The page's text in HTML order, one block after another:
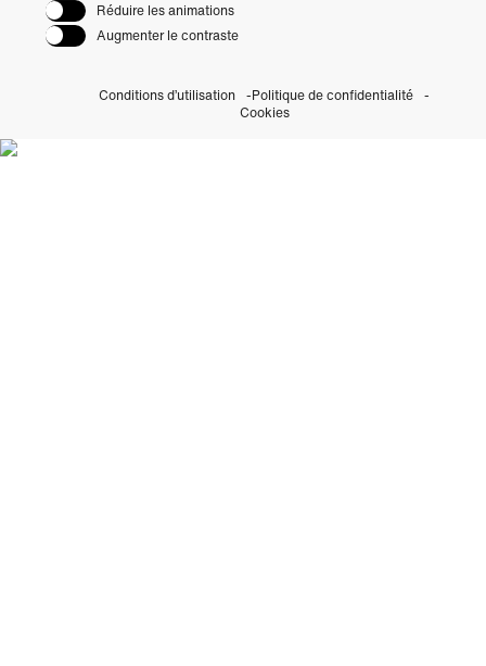
Réduire les animations
Augmenter le contraste
Conditions d’utilisation
Politique de confidentialité
Cookies